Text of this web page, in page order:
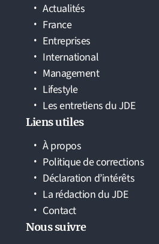
Actualités
France
Entreprises
International
Management
Lifestyle
Les entretiens du JDE
Liens utiles
À propos
Politique de corrections
Déclaration d’intérêts
La rédaction du JDE
Contact
Nous suivre